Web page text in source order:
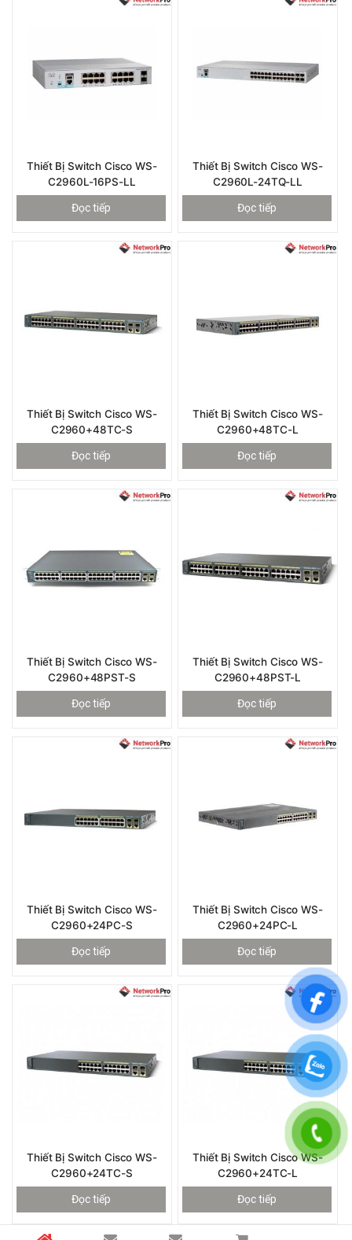
Thiết Bị Switch Cisco WS-
C2960L-16PS-LL
Đọc tiếp
Thiết Bị Switch Cisco WS-
C2960L-24TQ-LL
Đọc tiếp
Thiết Bị Switch Cisco WS-
C2960+48TC-S
Đọc tiếp
Thiết Bị Switch Cisco WS-
C2960+48TC-L
Đọc tiếp
Thiết Bị Switch Cisco WS-
C2960+48PST-S
Đọc tiếp
Thiết Bị Switch Cisco WS-
C2960+48PST-L
Đọc tiếp
Thiết Bị Switch Cisco WS-
C2960+24PC-S
Đọc tiếp
Thiết Bị Switch Cisco WS-
C2960+24PC-L
Đọc tiếp
Thiết Bị Switch Cisco WS-
C2960+24TC-S
Đọc tiếp
Thiết Bị Switch Cisco WS-
C2960+24TC-L
Đọc tiếp